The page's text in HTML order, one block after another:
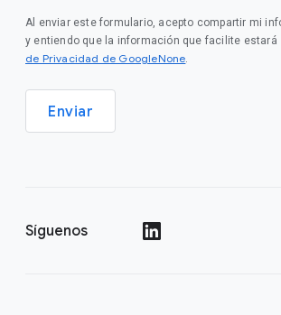
Al enviar este formulario, acepto compartir mi
y entiendo que la información que facilite estará
de Privacidad de GoogleNone.
Enviar
Síguenos